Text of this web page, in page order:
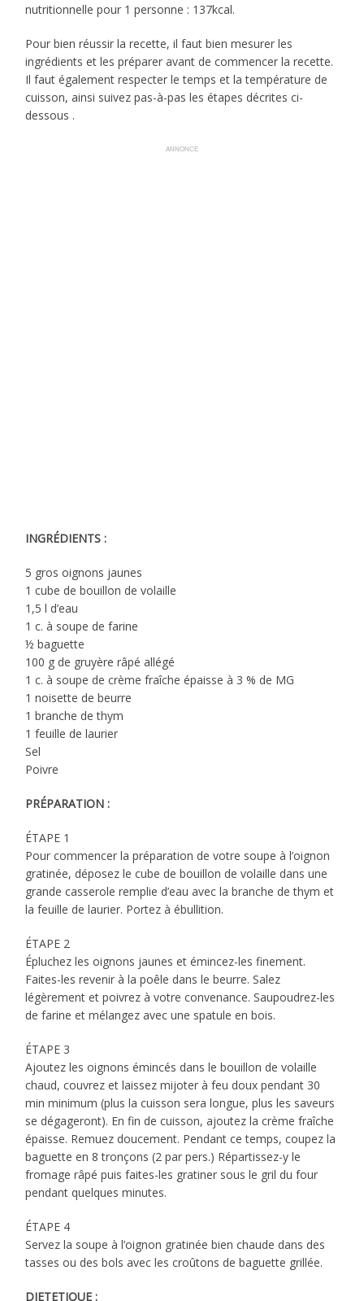
nutritionnelle pour 1 personne : 137kcal.
Pour bien réussir la recette, il faut bien mesurer les
ingrédients et les préparer avant de commencer la recette.
Il faut également respecter le temps et la température de
cuisson, ainsi suivez pas-à-pas les étapes décrites ci-
dessous .
ANNONCE
INGRÉDIENTS :
5 gros oignons jaunes
1 cube de bouillon de volaille
1,5 l d’eau
1 c. à soupe de farine
½ baguette
100 g de gruyère râpé allégé
1 c. à soupe de crème fraîche épaisse à 3 % de MG
1 noisette de beurre
1 branche de thym
1 feuille de laurier
Sel
Poivre
PRÉPARATION :
ÉTAPE 1
Pour commencer la préparation de votre soupe à l’oignon
gratinée, déposez le cube de bouillon de volaille dans une
grande casserole remplie d’eau avec la branche de thym et
la feuille de laurier. Portez à ébullition.
ÉTAPE 2
Épluchez les oignons jaunes et émincez-les finement.
Faites-les revenir à la poêle dans le beurre. Salez
légèrement et poivrez à votre convenance. Saupoudrez-les
de farine et mélangez avec une spatule en bois.
ÉTAPE 3
Ajoutez les oignons émincés dans le bouillon de volaille
chaud, couvrez et laissez mijoter à feu doux pendant 30
min minimum (plus la cuisson sera longue, plus les saveurs
se dégageront). En fin de cuisson, ajoutez la crème fraîche
épaisse. Remuez doucement. Pendant ce temps, coupez la
baguette en 8 tronçons (2 par pers.) Répartissez-y le
fromage râpé puis faites-les gratiner sous le gril du four
pendant quelques minutes.
ÉTAPE 4
Servez la soupe à l’oignon gratinée bien chaude dans des
tasses ou des bols avec les croûtons de baguette grillée.
DIETETIQUE :